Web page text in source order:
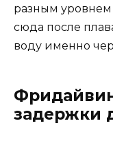
разным уровнем
сюда после
воду именно
задержки